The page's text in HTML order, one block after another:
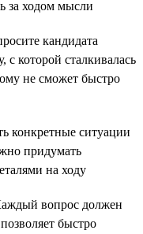
за ходом мысли
кандидата
с которой сталкивалась
не сможет быстро
конкретные ситуации
придумать
на ходу
вопрос должен
быстро